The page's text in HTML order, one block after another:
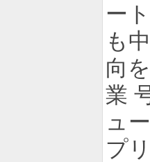
ー
も
向
業
ュ
プ